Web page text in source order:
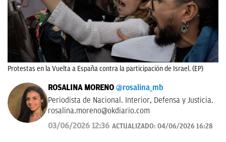
Protestas en la Vuelta a España contra la participación de Israel. (EP)
ROSALINA MORENO @rosalina_mb
Periodista de Nacional. Interior, Defensa y Justicia.
rosalina.moreno@okdiario.com
03/06/2026 12:36 ACTUALIZADO: 04/06/2026 16:28